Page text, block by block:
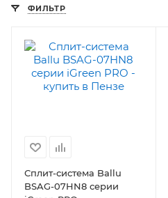
ФИЛЬТР
Сплит-система Ballu
BSAG-07HN8 серии